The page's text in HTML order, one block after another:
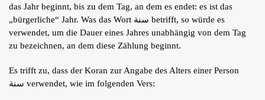
das Jahr beginnt, bis zu dem Tag, an dem es endet: es ist das
„bürgerliche“ Jahr. Was das Wort سنة betrifft, so würde es
verwendet, um die Dauer eines Jahres unabhängig von dem Tag
zu bezeichnen, an dem diese Zählung beginnt.
Es trifft zu, dass der Koran zur Angabe des Alters einer Person
سنة verwendet, wie im folgenden Vers: